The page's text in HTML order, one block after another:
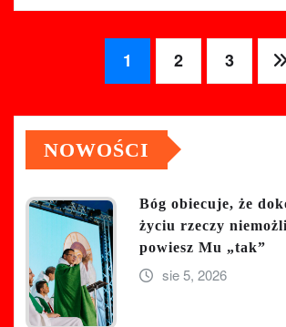
Stronicowanie
wpisów
1 2 3
NOWOŚCI
Bóg obiecuje, że
życiu rzeczy
powiesz Mu „tak”
sie 5, 2026